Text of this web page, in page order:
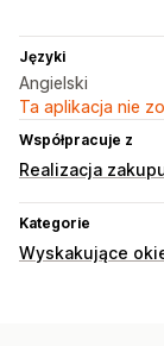
Języki
Angielski
Ta aplikacja nie
Współpracuje z
Realizacja
Kategorie
Wyskakujące